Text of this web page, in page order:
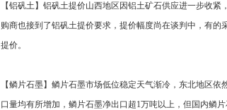
【铝矾土】铝矾土提价山西地区因铝土矿石供应进一步收
购商也接到了铝矾土提价要求，提价幅度尚在谈判中，有
提价。
【鳞片石墨】鳞片石墨市场低位稳定天气渐冷，东北地区
口量均有所增加，鳞片石墨净出口超1万吨以上，但国内鳞